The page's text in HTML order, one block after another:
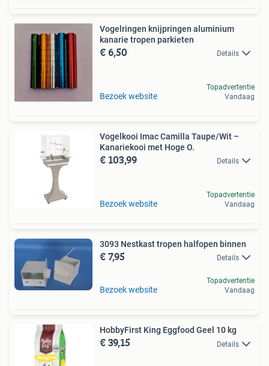
Vogelringen knijpringen aluminium
kanarie tropen parkieten
€ 6,50 Details
Bezoek website
Topadvertentie
Vandaag
Vogelkooi Imac Camilla Taupe/Wit –
Kanariekooi met Hoge O.
€ 103,99 Details
Bezoek website
Topadvertentie
Vandaag
3093 Nestkast tropen halfopen binnen
€ 7,95 Details
Bezoek website
Topadvertentie
Vandaag
HobbyFirst King Eggfood Geel 10 kg
€ 39,15 Details